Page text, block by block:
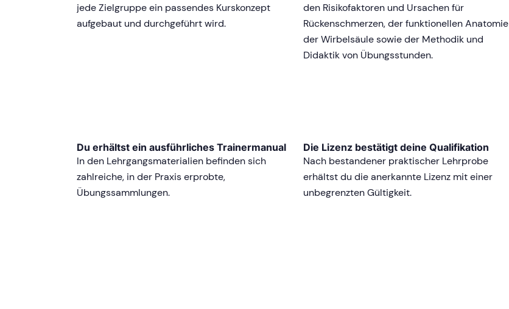
jede Zielgruppe ein passendes Kurskonzept
aufgebaut und durchgeführt wird.
den Risikofaktoren und Ursachen für
Rückenschmerzen, der funktionellen Anatomie
der Wirbelsäule sowie der Methodik und
Didaktik von Übungsstunden.
Du erhältst ein ausführliches Trainermanual
In den Lehrgangsmaterialien befinden sich
zahlreiche, in der Praxis erprobte,
Übungssammlungen.
Die Lizenz bestätigt deine Qualifikation
Nach bestandener praktischer Lehrprobe
erhältst du die anerkannte Lizenz mit einer
unbegrenzten Gültigkeit.